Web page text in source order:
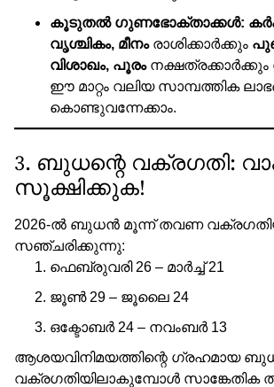
കൂടുതൽ ഗുണഭോക്താക്കൾ:
വൃശ്ചികം, മീനംരാശിക്കാർക്കും
വിശാഖം, പൂരംനക്ഷത്രക്കാർക്കും
ഈ മാറ്റം വലിയ സാമ്പത്തിക
കൊണ്ടുവന്നേക്കാം.
3. ബുധന്റെ വക്രഗതി:
സൂക്ഷിക്കുക!
2026-ൽ ബുധൻ മൂന്ന് തവണ
സഞ്ചരിക്കുന്നു:
ഫെബ്രുവരി 26 – മാർച്ച് 21
ജൂൺ 29 – ജൂലൈ 24
ഒക്ടോബർ 24 – നവംബർ 13
ആശയവിനിമയത്തിന്റെ ഗ്രഹമായ
വക്രഗതിയിലാകുമ്പോൾ സാങ്കേതിക